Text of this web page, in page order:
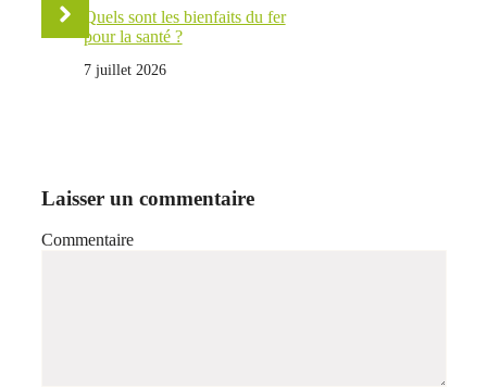
Quels sont les bienfaits du fer
pour la santé ?
7 juillet 2026
Laisser un commentaire
Commentaire